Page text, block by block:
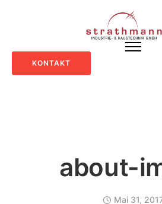
KONTAKT
about-
Mai 31,